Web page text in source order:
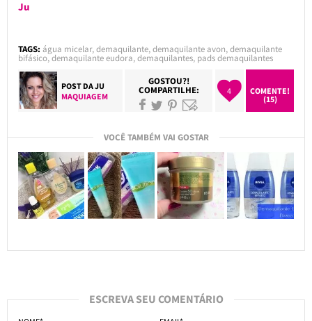
Ju
TAGS: água micelar,demaquilante,demaquilante avon,demaquilante
bifásico,demaquilante eudora,demaquilantes, pads demaquilantes
POST DAJU
MAQUIAGEM
GOSTOU?!
COMPARTILHE: 4
COMENTE!
(15)
VOCÊ TAMBÉM VAI GOSTAR
ESCREVA SEU COMENTÁRIO